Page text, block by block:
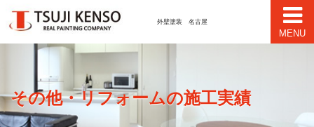
外壁塗装 名古屋
MENU
その他・リフォームの施工実績